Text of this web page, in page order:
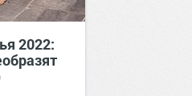
2022: